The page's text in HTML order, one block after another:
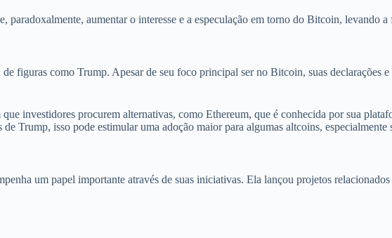
paradoxalmente, aumentar o interesse e a especulação em torno do Bitcoin, levando
figuras como Trump. Apesar de seu foco principal ser no Bitcoin, suas declarações
investidores procurem alternativas, como Ethereum, que é conhecida por sua
Trump, isso pode estimular uma adoção maior para algumas altcoins,
um papel importante através de suas iniciativas. Ela lançou projetos